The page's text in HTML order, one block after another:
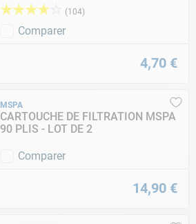
★★★★ (104)
Comparer
4,70 €
MSPA
CARTOUCHE DE FILTRATION MSPA
90 PLIS - LOT DE 2
Comparer
14,90 €